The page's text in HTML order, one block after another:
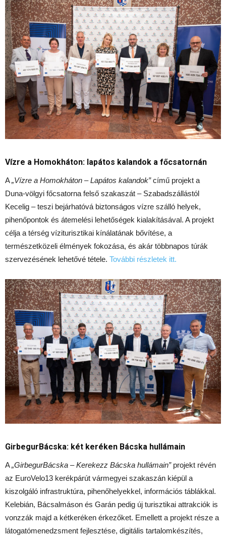
Vízre a Homokháton: lapátos kalandok a főcsatornán
A„Vízre a Homokháton – Lapátos kalandok”című projekt a
Duna-völgyi főcsatorna felső szakaszát – Szabadszállástól
Kecelig – teszi bejárhatóvá biztonságos vízre szálló helyek,
pihenőpontok és átemelési lehetőségek kialakításával. A projekt
célja a térség víziturisztikai kínálatának bővítése, a
természetközeli élmények fokozása, és akár többnapos túrák
szervezésének lehetővé tétele. További részletek itt.
GirbegurBácska: két keréken Bácska hullámain
A„GirbegurBácska – Kerekezz Bácska hullámain”projekt révén
az EuroVelo13 kerékpárút vármegyei szakaszán kiépül a
kiszolgáló infrastruktúra, pihenőhelyekkel, információs táblákkal.
Kelebián, Bácsalmáson és Garán pedig új turisztikai attrakciók is
vonzzák majd a kétkeréken érkezőket. Emellett a projekt része a
látogatómenedzsment fejlesztése, digitális tartalomkészítés,